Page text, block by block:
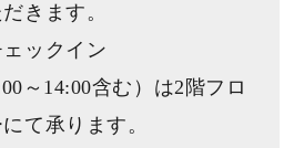
きます。
ックイン
～14:00含む）は2階フロ
て承ります。